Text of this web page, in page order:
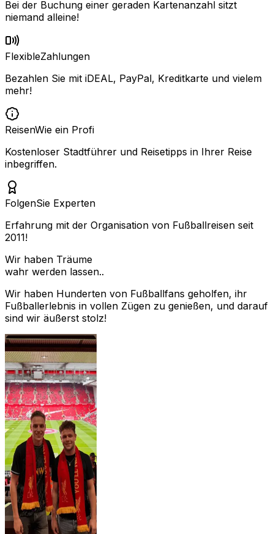
Bei der Buchung einer geraden Kartenanzahl sitzt
niemand alleine!
FlexibleZahlungen
Bezahlen Sie mit iDEAL, PayPal, Kreditkarte und vielem
mehr!
ReisenWie ein Profi
Kostenloser Stadtführer und Reisetipps in Ihrer Reise
inbegriffen.
FolgenSie Experten
Erfahrung mit der Organisation von Fußballreisen seit
2011!
Wir haben Träume
wahr werden lassen..
Wir haben Hunderten von Fußballfans geholfen, ihr
Fußballerlebnis in vollen Zügen zu genießen, und darauf
sind wir äußerst stolz!